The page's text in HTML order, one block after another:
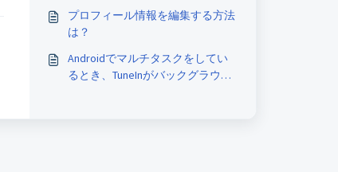
プロフィール情報を編集する方法
は？
Androidでマルチタスクをしてい
るとき、TuneInがバックグラウン